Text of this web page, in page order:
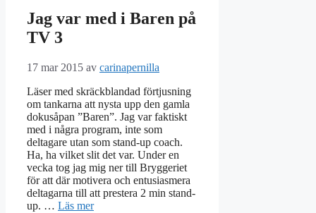
Jag var med i Baren på
TV 3
17 mar 2015 av carinapernilla
Läser med skräckblandad förtjusning
om tankarna att nysta upp den gamla
dokusåpan ”Baren”. Jag var faktiskt
med i några program, inte som
deltagare utan som stand-up coach.
Ha, ha vilket slit det var. Under en
vecka tog jag mig ner till Bryggeriet
för att där motivera och entusiasmera
deltagarna till att prestera 2 min stand-
up. … Läs mer